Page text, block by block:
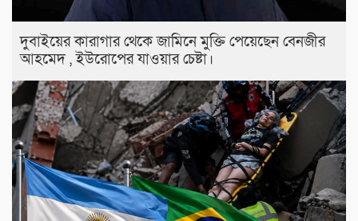
দুবাইয়ের কারাগার থেকে জামিনে মুক্তি পেয়েছেন বেনজীর
আহমেদ , ইউরোপের যাওয়ার চেষ্টা।